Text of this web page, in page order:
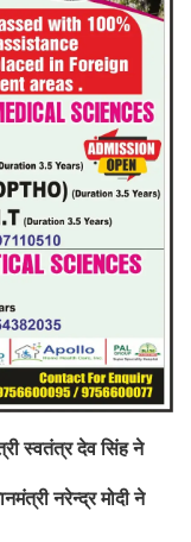
स्वतंत्र देव सिंह ने
नरेन्द्र मोदी ने